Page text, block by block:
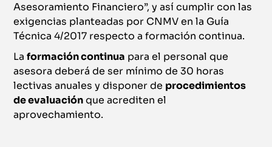
Asesoramiento Financiero”, y así cumplir con las
exigencias planteadas por CNMV en la Guía
Técnica 4/2017 respecto a formación continua.
Laformación continua para el personal que
asesora deberá de ser mínimo de 30 horas
lectivas anuales y disponer de procedimientos
de evaluaciónque acrediten el
aprovechamiento.